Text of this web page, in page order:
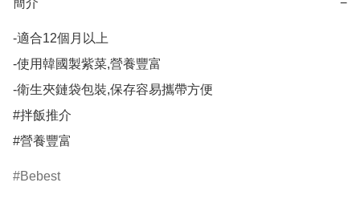
簡介 −
-適合12個月以上
-使用韓國製紫菜,營養豐富
-衛生夾鏈袋包裝,保存容易攜帶方便
#拌飯推介
#營養豐富
Bebest